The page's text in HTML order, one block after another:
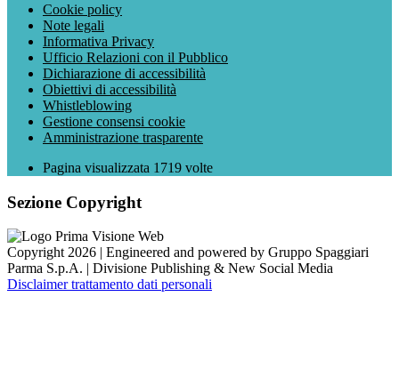
Cookie policy
Note legali
Informativa Privacy
Ufficio Relazioni con il Pubblico
Dichiarazione di accessibilità
Obiettivi di accessibilità
Whistleblowing
Gestione consensi cookie
Amministrazione trasparente
Pagina visualizzata 1719 volte
Sezione Copyright
Copyright 2026 | Engineered and powered by Gruppo Spaggiari
Parma S.p.A. | Divisione Publishing & New Social Media
Disclaimer trattamento dati personali